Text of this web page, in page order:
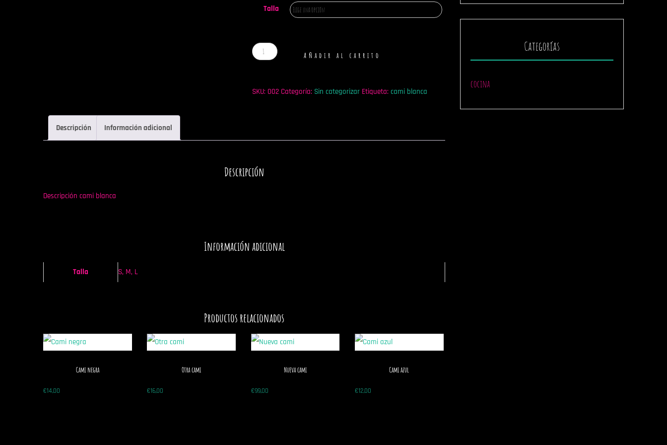
Talla
Cami
Añadir al carrito
SKU: 002 Categoría: Sin categorizar Etiqueta: cami blanca
Descripción Información adicional
Descripción
Descripción cami blanca
Información adicional
Talla S, M, L
Productos relacionados
Cami negra
€14,00
Otra cami
€16,00
Nueva cami
€99,00
Cami azul
€12,00
Categorías
cocina